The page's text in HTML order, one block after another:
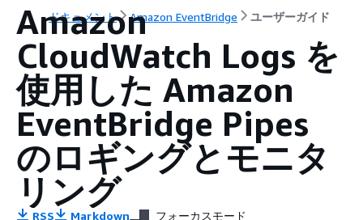
ドキュメント Amazon EventBridge ユーザーガイド
Amazon
CloudWatch Logs を
使用した Amazon
EventBridge Pipes
のロギングとモニタ
リング
RSS Markdown フォーカスモード